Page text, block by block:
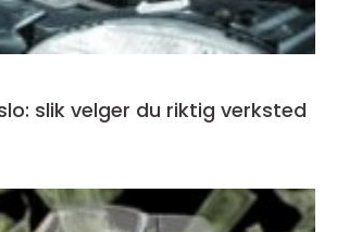
slik velger du riktig verksted